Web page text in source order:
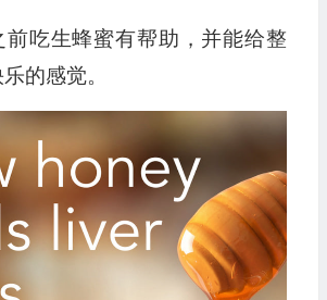
前吃生蜂蜜有帮助，并能给整
的感觉。